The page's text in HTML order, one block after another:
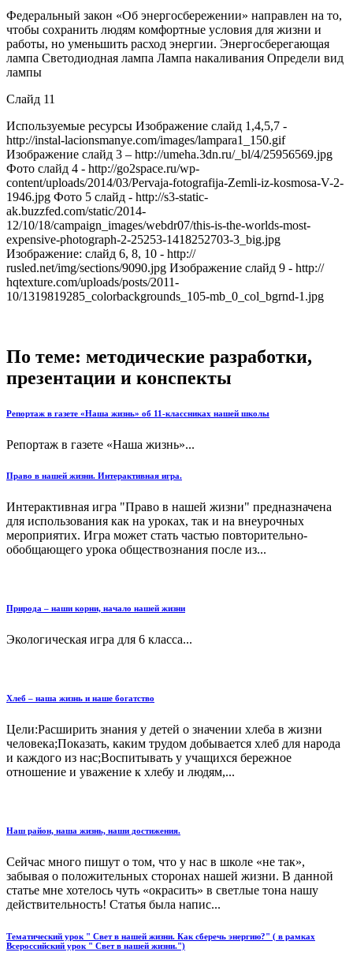
Федеральный закон «Об энергосбережении» направлен на то,
чтобы сохранить людям комфортные условия для жизни и
работы, но уменьшить расход энергии. Энергосберегающая
лампа Светодиодная лампа Лампа накаливания Определи вид
лампы
Слайд 11
Используемые ресурсы Изображение слайд 1,4,5,7 -
http://instal-lacionsmanye.com/images/lampara1_150.gif
Изображение слайд 3 – http://umeha.3dn.ru/_bl/4/25956569.jpg
Фото слайд 4 - http://go2space.ru/wp-
content/uploads/2014/03/Pervaja-fotografija-Zemli-iz-kosmosa-V-2-
1946.jpg Фото 5 слайд - http://s3-static-
ak.buzzfed.com/static/2014-
12/10/18/campaign_images/webdr07/this-is-the-worlds-most-
expensive-photograph-2-25253-1418252703-3_big.jpg
Изображение: слайд 6, 8, 10 - http://
rusled.net/img/sections/9090.jpg Изображение слайд 9 - http://
hqtexture.com/uploads/posts/2011-
10/1319819285_colorbackgrounds_105-mb_0_col_bgrnd-1.jpg
По теме: методические разработки,
презентации и конспекты
Репортаж в газете «Наша жизнь» об 11-классниках нашей школы
Репортаж в газете «Наша жизнь»...
Право в нашей жизни. Интерактивная игра.
Интерактивная игра "Право в нашей жизни" предназначена
для использования как на уроках, так и на внеурочных
мероприятих. Игра может стать частью повторительно-
обобщающего урока обществознания после из...
Природа – наши корни, начало нашей жизни
Экологическая игра для 6 класса...
Хлеб – наша жизнь и наше богатство
Цели:Расширить знания у детей о значении хлеба в жизни
человека;Показать, каким трудом добывается хлеб для народа
и каждого из нас;Воспитывать у учащихся бережное
отношение и уважение к хлебу и людям,...
Наш район, наша жизнь, наши достижения.
Сейчас много пишут о том, что у нас в школе «не так»,
забывая о положительных сторонах нашей жизни. В данной
статье мне хотелось чуть «окрасить» в светлые тона нашу
действительность! Статья была напис...
Тематический урок " Свет в нашей жизни. Как сберечь энергию?" ( в рамках
Всероссийский урок " Свет в нашей жизни.")